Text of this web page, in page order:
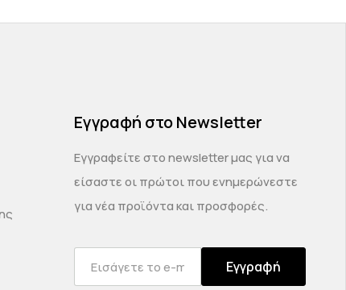
Εγγραφή στο Newsletter
Εγγραφείτε στο newsletter μας για να
είσαστε οι πρώτοι που ενημερώνεστε
για νέα προϊόντα και προσφορές.
Εγγραφή